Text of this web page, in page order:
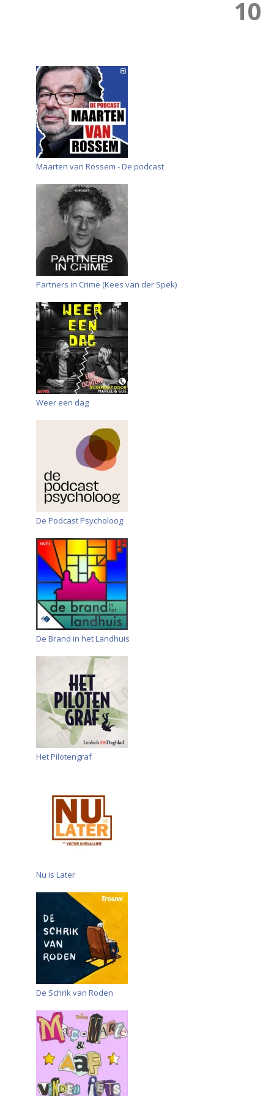
10
Maarten van Rossem - De podcast
Partners in Crime (Kees van der Spek)
Weer een dag
De Podcast Psycholoog
De Brand in het Landhuis
Het Pilotengraf
Nu is Later
De Schrik van Roden